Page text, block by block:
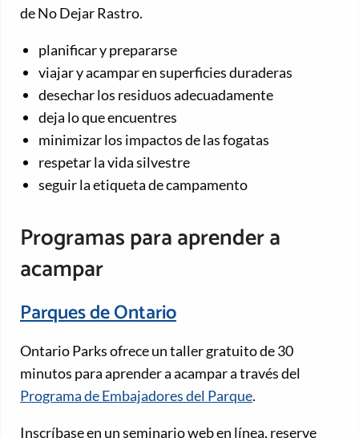
de No Dejar Rastro.
planificar y prepararse
viajar y acampar en superficies duraderas
desechar los residuos adecuadamente
deja lo que encuentres
minimizar los impactos de las fogatas
respetar la vida silvestre
seguir la etiqueta de campamento
Programas para aprender a
acampar
Parques de Ontario
Ontario Parks ofrece un taller gratuito de 30
minutos para aprender a acampar a través del
Programa de Embajadores del Parque.
Inscríbase en un seminario web en línea, reserve